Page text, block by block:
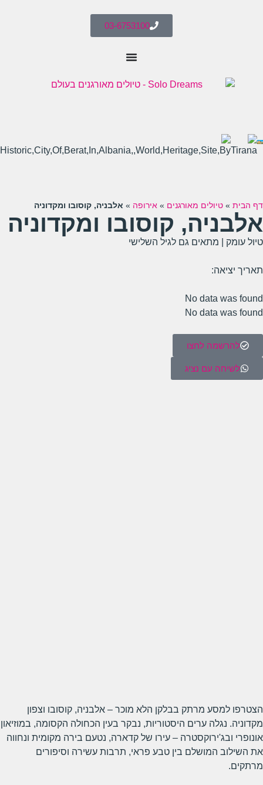
03-6753100
דף הבית » טיולים מאורגנים » אירופה » אלבניה, קוסובו ומקדוניה
אלבניה, קוסובו ומקדוניה
טיול עומק מתאים גם לגיל השלישי
תאריך יציאה:
No data was found
No data was found
להרשמה לחצו
לשיחה עם נציג
הצטרפו למסע מרתק בבלקן הלא מוכר – אלבניה, קוסובו וצפון
מקדוניה. נגלה ערים היסטוריות, נבקר בעין הכחולה הקסומה, במוזיאון
אונופרי ובג'ירוקסטרה – עירו של קדארה, נטעם בירה מקומית ונחווה
את השילוב המושלם בין טבע פראי, תרבות עשירה וסיפורים
מרתקים.